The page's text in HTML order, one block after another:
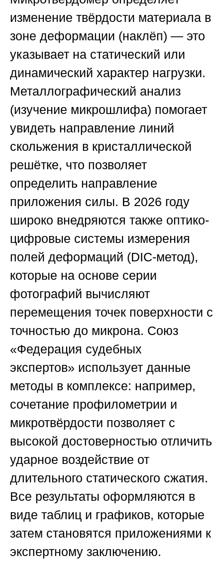
изменение твёрдости материала в
зоне деформации (наклёп) — это
указывает на статический или
динамический характер нагрузки.
Металлографический анализ
(изучение микрошлифа) помогает
увидеть направление линий
скольжения в кристаллической
решётке, что позволяет
определить направление
приложения силы. В 2026 году
широко внедряются также оптико-
цифровые системы измерения
полей деформаций (DIC-метод),
которые на основе серии
фотографий вычисляют
перемещения точек поверхности с
точностью до микрона. Союз
«Федерация судебных
экспертов» использует данные
методы в комплексе: например,
сочетание профилометрии и
микротвёрдости позволяет с
высокой достоверностью отличить
ударное воздействие от
длительного статического сжатия.
Все результаты оформляются в
виде таблиц и графиков, которые
затем становятся приложениями к
экспертному заключению.